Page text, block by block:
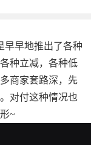
早早地推出了各种
种立减，各种低
商家套路深，先
对付这种情况也
~